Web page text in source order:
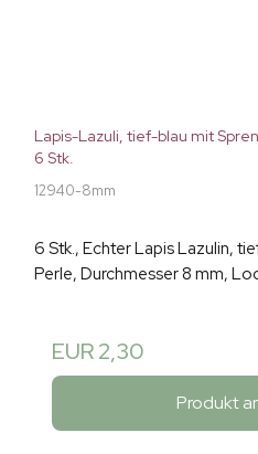
Lapis-Lazuli, tief-blau mit
6 Stk.
12940-8mm
6 Stk., Echter Lapis Lazulin,
Perle, Durchmesser 8 mm,
EUR 2,30
Produkt